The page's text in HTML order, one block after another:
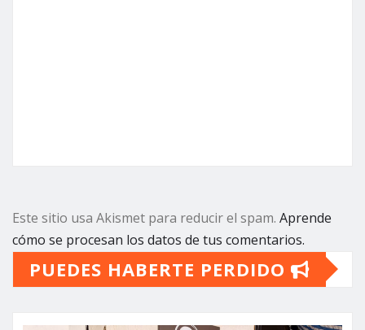
Este sitio usa Akismet para reducir el spam. Aprende
cómo se procesan los datos de tus comentarios.
PUEDES HABERTE PERDIDO